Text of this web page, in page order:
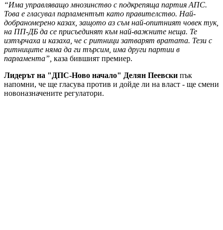
“Има управляващо мнозинство с подкрепяща партия АПС.
Това е гласувал парламентът като правителство. Най-
добраномерено казах, защото аз съм най-опитният човек тук,
на ПП-ДБ да се присъединят към най-важните неща. Те
изтърчаха и казаха, че с ритници затварят вратата. Тези с
ритниците няма да ги търсим, има други партии в
парламента”, каза бившият премиер.
Лидерът на "ДПС-Ново начало" Делян Пеевски пък
напомни, че ще гласува против и дойде ли на власт - ще смени
новоназначените регулатори.